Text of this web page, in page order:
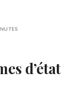
d’état